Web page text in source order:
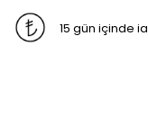
15 gün içinde